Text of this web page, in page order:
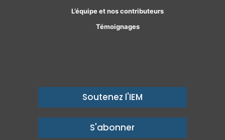
L’équipe et nos contributeurs
Témoignages
Soutenez l'IEM
S'abonner